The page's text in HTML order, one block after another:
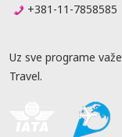
+381-11-7858585
Uz sve programe važe
Travel.